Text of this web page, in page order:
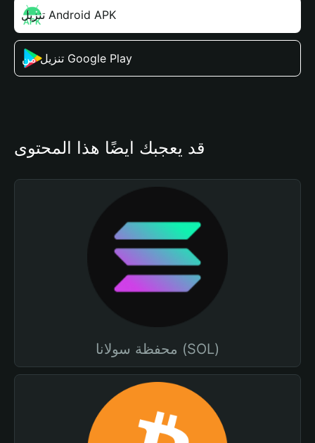
تنزيل Android APK
تنزيل من Google Play
قد يعجبك أيضًا هذا المحتوى
محفظة سولانا (SOL)